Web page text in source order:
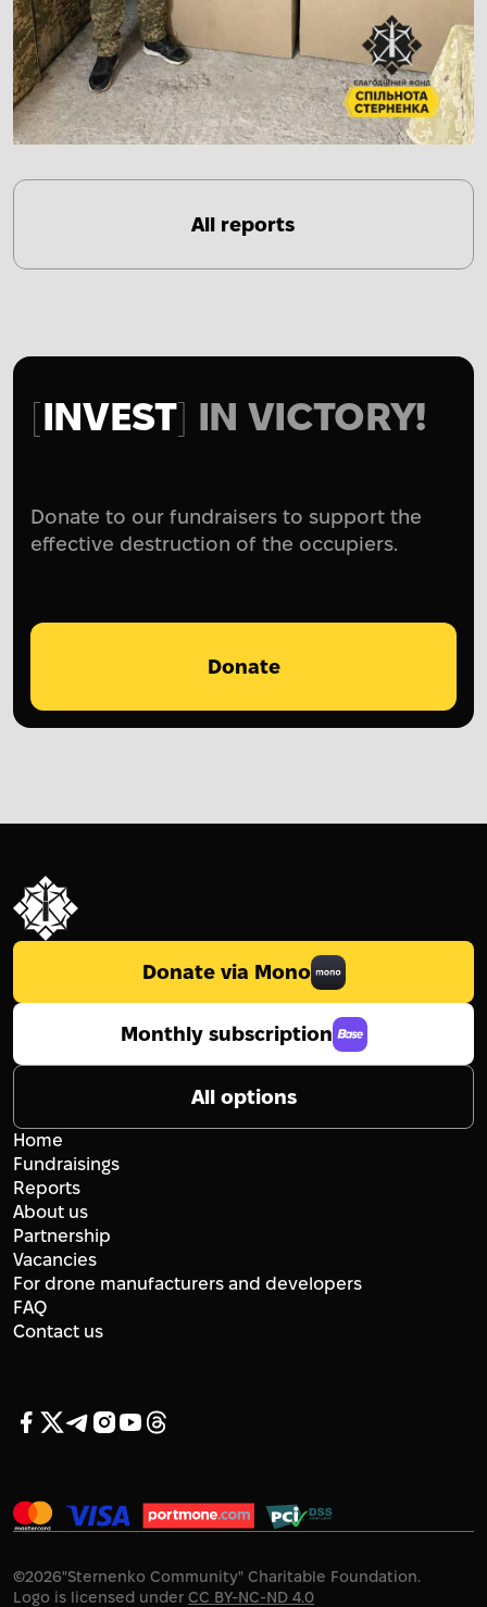
All reports
INVEST IN VICTORY!
Donate to our fundraisers to support the
effective destruction of the occupiers.
Donate
Donate via Mono
Monthly subscription
All options
Home
Fundraisings
Reports
About us
Partnership
Vacancies
For drone manufacturers and developers
FAQ
Contact us
©2026"Sternenko Community" Charitable Foundation.
Logo is licensed under CC BY-NC-ND 4.0